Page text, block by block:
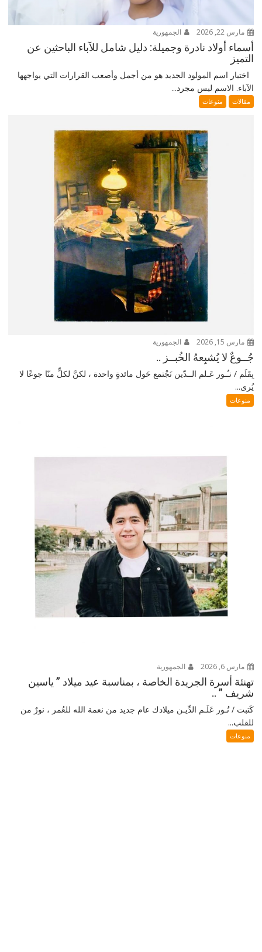
مارس 22, 2026 الجمهورية
أسماء أولاد نادرة وجميلة: دليل شامل للآباء الباحثين عن
التميز
اختيار اسم المولود الجديد هو من أجمل وأصعب القرارات التي يواجهها
الآباء. الاسم ليس مجرد...
مقالات منوعات
مارس 15, 2026 الجمهورية
جُــوعٌ لا يُشبِعهُ الخُبــز ..
بِقَلَم / نـُـور عَـلم الــدّين نَجْتمع حَول مائدةٍ واحدة ، لكنَّ لكلٍّ منّا جوعًا لا
يُرى...
منوعات
مارس 6, 2026 الجمهورية
تهنئة أسرة الجريدة الخاصة ، بمناسبة عيد ميلاد ” ياسين
شريف ” ..
كَتبت / نُـور عَلَـم الدِّيـن ميلادك عام جديد من نعمة الله للعُمر ، نورٌ من
للقلب...
منوعات